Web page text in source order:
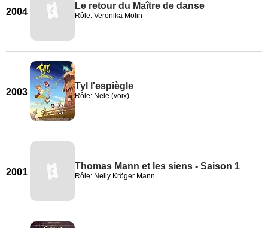
2004
Le retour du Maître de danse
Rôle: Veronika Molin
2003
Tyl l'espiègle
Rôle: Nele (voix)
2001
Thomas Mann et les siens - Saison 1
Rôle: Nelly Kröger Mann